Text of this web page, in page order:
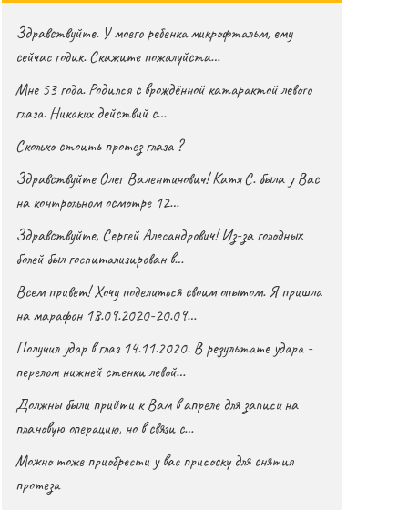
Здравствуйте. У моего ребенка микрофтальм, ему
сейчас годик. Скажите пожалуйста…
Мне 53 года. Родился с врождённой катарактой левого
глаза. Никаких действий с…
Сколько стоить протез глаза ?
Здравствуйте Олег Валентинович! Катя С. была у Вас
на контрольном осмотре 12…
Здравствуйте, Сергей Алесандрович! Из-за голодных
болей был госпитализирован в…
Всем привет! Хочу поделиться своим опытом. Я пришла
на марафон 18.09.2020-20.09…
Получил удар в глаз 14.11.2020. В результате удара -
перелом нижней стенки левой…
Должны были прийти к Вам в апреле для записи на
плановую операцию, но в связи с…
Можно тоже приобрести у вас присоску для снятия
протеза